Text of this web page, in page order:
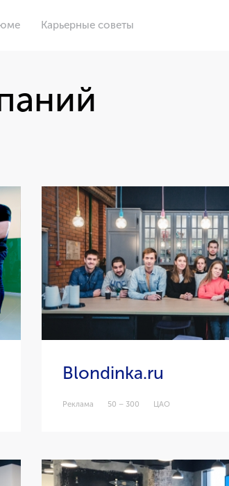
Карьерные советы
Blondinka.ru
Реклама 50 – 300 ЦАО